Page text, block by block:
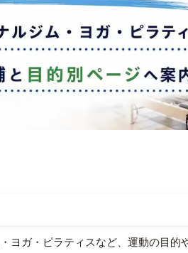
ヨガ・ピラティスなど、運動の目的